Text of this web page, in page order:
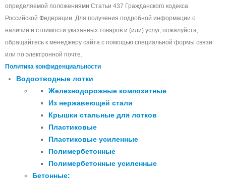
определяемой положениями Статьи 437 Гражданского кодекса
Российской Федерации. Для получения подробной информации о
наличии и стоимости указанных товаров и (или) услуг, пожалуйста,
обращайтесь к менеджеру сайта с помощью специальной формы связи
или по электронной почте.
Политика конфиденциальности
Водоотводные лотки
Железнодорожные композитные
Из нержавеющей стали
Крышки стальные для лотков
Пластиковые
Пластиковые усиленные
Полимербетонные
Полимербетонные усиленные
Бетонные: